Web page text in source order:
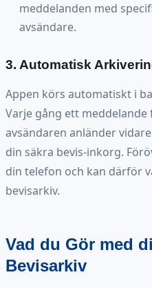
meddelanden med
avsändare.
3. Automatisk
Appen körs automatiskt i
Varje gång ett
avsändaren anländer
din säkra bevis-inkorg.
din telefon och kan därför
bevisarkiv.
Vad du Gör med
Bevisarkiv